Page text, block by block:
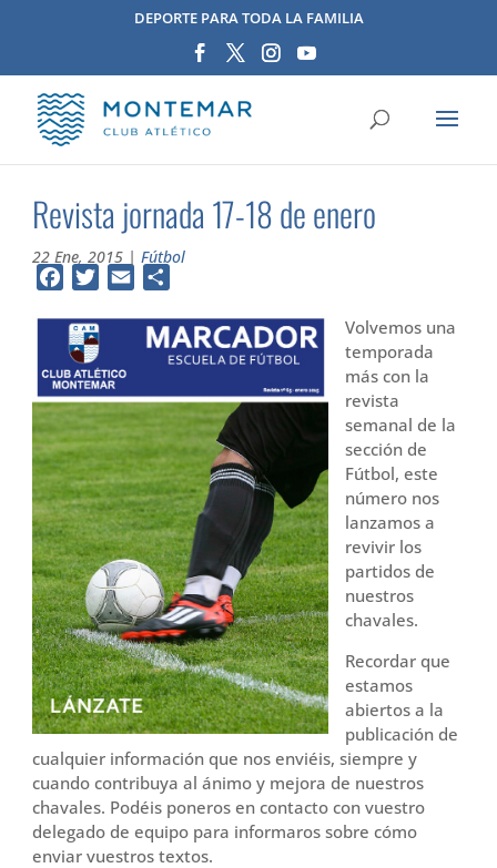
DEPORTE PARA TODA LA FAMILIA
Revista jornada 17-18 de enero
22 Ene, 2015 |Fútbol
FacebookTwitterEmail
Volvemos una
temporada
más con la
revista
semanal de la
sección de
Fútbol, este
número nos
lanzamos a
revivir los
partidos de
nuestros
chavales.
Recordar que
estamos
abiertos a la
publicación de
cualquier información que nos enviéis, siempre y
cuando contribuya al ánimo y mejora de nuestros
chavales. Podéis poneros en contacto con vuestro
delegado de equipo para informaros sobre cómo
enviar vuestros textos.